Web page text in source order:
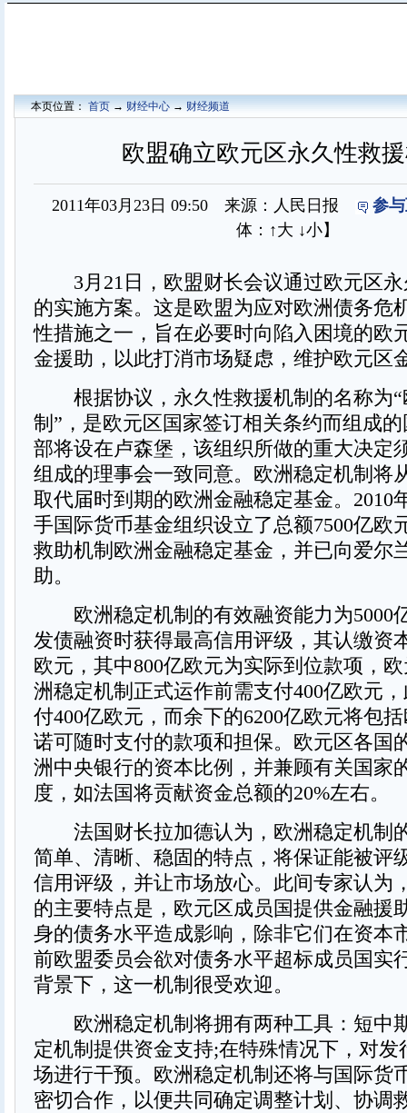
本页位置：首页→财经中心→财经频道
欧盟确立欧元区永久性救
2011年03月23日 09:50 来源：人民日报
参
体： ↑大 ↓小】
3月21日，欧盟财长会议通过欧元区永
的实施方案。这是欧盟为应对欧洲债务危
性措施之一，旨在必要时向陷入困境的欧
金援助，以此打消市场疑虑，维护欧元区
根据协议，永久性救援机制的名称为“
制”，是欧元区国家签订相关条约而组成
部将设在卢森堡，该组织所做的重大决定
组成的理事会一致同意。欧洲稳定机制将
取代届时到期的欧洲金融稳定基金。2010
手国际货币基金组织设立了总额7500亿欧
救助机制欧洲金融稳定基金，并已向爱尔
助。
欧洲稳定机制的有效融资能力为5000
发债融资时获得最高信用评级，其认缴资
欧元，其中800亿欧元为实际到位款项，
洲稳定机制正式运作前需支付400亿欧元
付400亿欧元，而余下的6200亿欧元将包
诺可随时支付的款项和担保。欧元区各国
洲中央银行的资本比例，并兼顾有关国家
度，如法国将贡献资金总额的20%左右。
法国财长拉加德认为，欧洲稳定机制
简单、清晰、稳固的特点，将保证能被评
信用评级，并让市场放心。此间专家认为
的主要特点是，欧元区成员国提供金融援
身的债务水平造成影响，除非它们在资本
前欧盟委员会欲对债务水平超标成员国实
背景下，这一机制很受欢迎。
欧洲稳定机制将拥有两种工具：短中
定机制提供资金支持;在特殊情况下，对发
场进行干预。欧洲稳定机制还将与国际货
密切合作，以便共同确定调整计划、协调